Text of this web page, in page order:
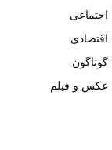
اجتماعی
اقتصادی
گوناگون
عکس و فیلم